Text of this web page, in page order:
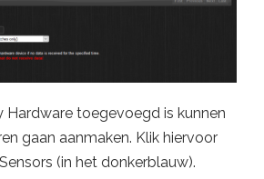
Hardware toegevoegd is kunnen
gaan aanmaken. Klik hiervoor
(in het donkerblauw).